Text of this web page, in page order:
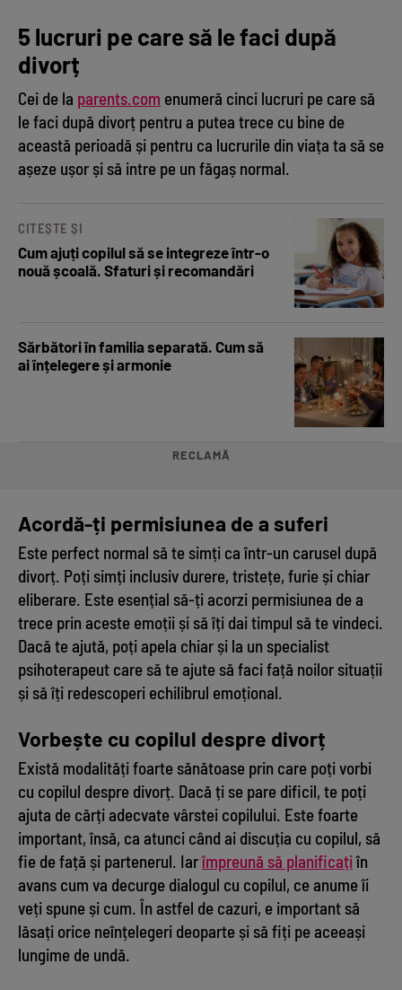
5 lucruri pe care să le faci după
divorț
Cei de la parents.com enumeră cinci lucruri pe care să
le faci după divorț pentru a putea trece cu bine de
această perioadă și pentru ca lucrurile din viața ta să se
așeze ușor și să intre pe un făgaș normal.
CITEȘTE ȘI
Cum ajuți copilul să se integreze într-o
nouă școală. Sfaturi și recomandări
Sărbători în familia separată. Cum să
ai înțelegere și armonie
RECLAMĂ
Acordă-ți permisiunea de a suferi
Este perfect normal să te simți ca într-un carusel după
divorț. Poți simți inclusiv durere, tristețe, furie și chiar
eliberare. Este esențial să-ți acorzi permisiunea de a
trece prin aceste emoții și să îți dai timpul să te vindeci.
Dacă te ajută, poți apela chiar și la un specialist
psihoterapeut care să te ajute să faci față noilor situații
și să îți redescoperi echilibrul emoțional.
Vorbește cu copilul despre divorț
Există modalități foarte sănătoase prin care poți vorbi
cu copilul despre divorț. Dacă ți se pare dificil, te poți
ajuta de cărți adecvate vârstei copilului. Este foarte
important, însă, ca atunci când ai discuția cu copilul, să
fie de față și partenerul. Iarîmpreună să planificațiîn
avans cum va decurge dialogul cu copilul, ce anume îi
veți spune și cum. În astfel de cazuri, e important să
lăsați orice neînțelegeri deoparte și să fiți pe aceeași
lungime de undă.